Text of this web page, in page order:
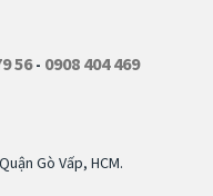
56- 0908 404 469
Gò Vấp, HCM.